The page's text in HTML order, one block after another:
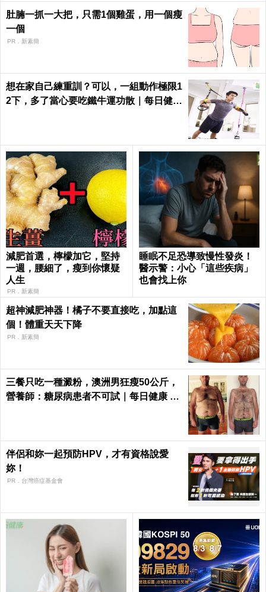
肚腩一抓一大把，只需1個雞蛋，用一個瘦
一個
PR．新素簡
想在家自己練重訓？可以，一組動作極限1
2下，多了當心要吃鐵牛運功散｜每日健康
減肥首選，檸檬加它，堅持
一週，腰細了，瘦到你懷疑
人生
PR．新素簡
睡眠不足恐導致慢性發炎！
醫示警：小心「這些疾病」
也會找上你
超神減肥神器！橘子不要直接吃，加點這
個！體重天天下降
PR．新素簡
三餐只吃一種澱粉，澳洲男狂瘦50公斤，
營養師：糖尿病患者不可試｜每日健康 He
伴侶和妳一起預防HPV，才有資格說愛
妳！
PR．台灣癌症基金會